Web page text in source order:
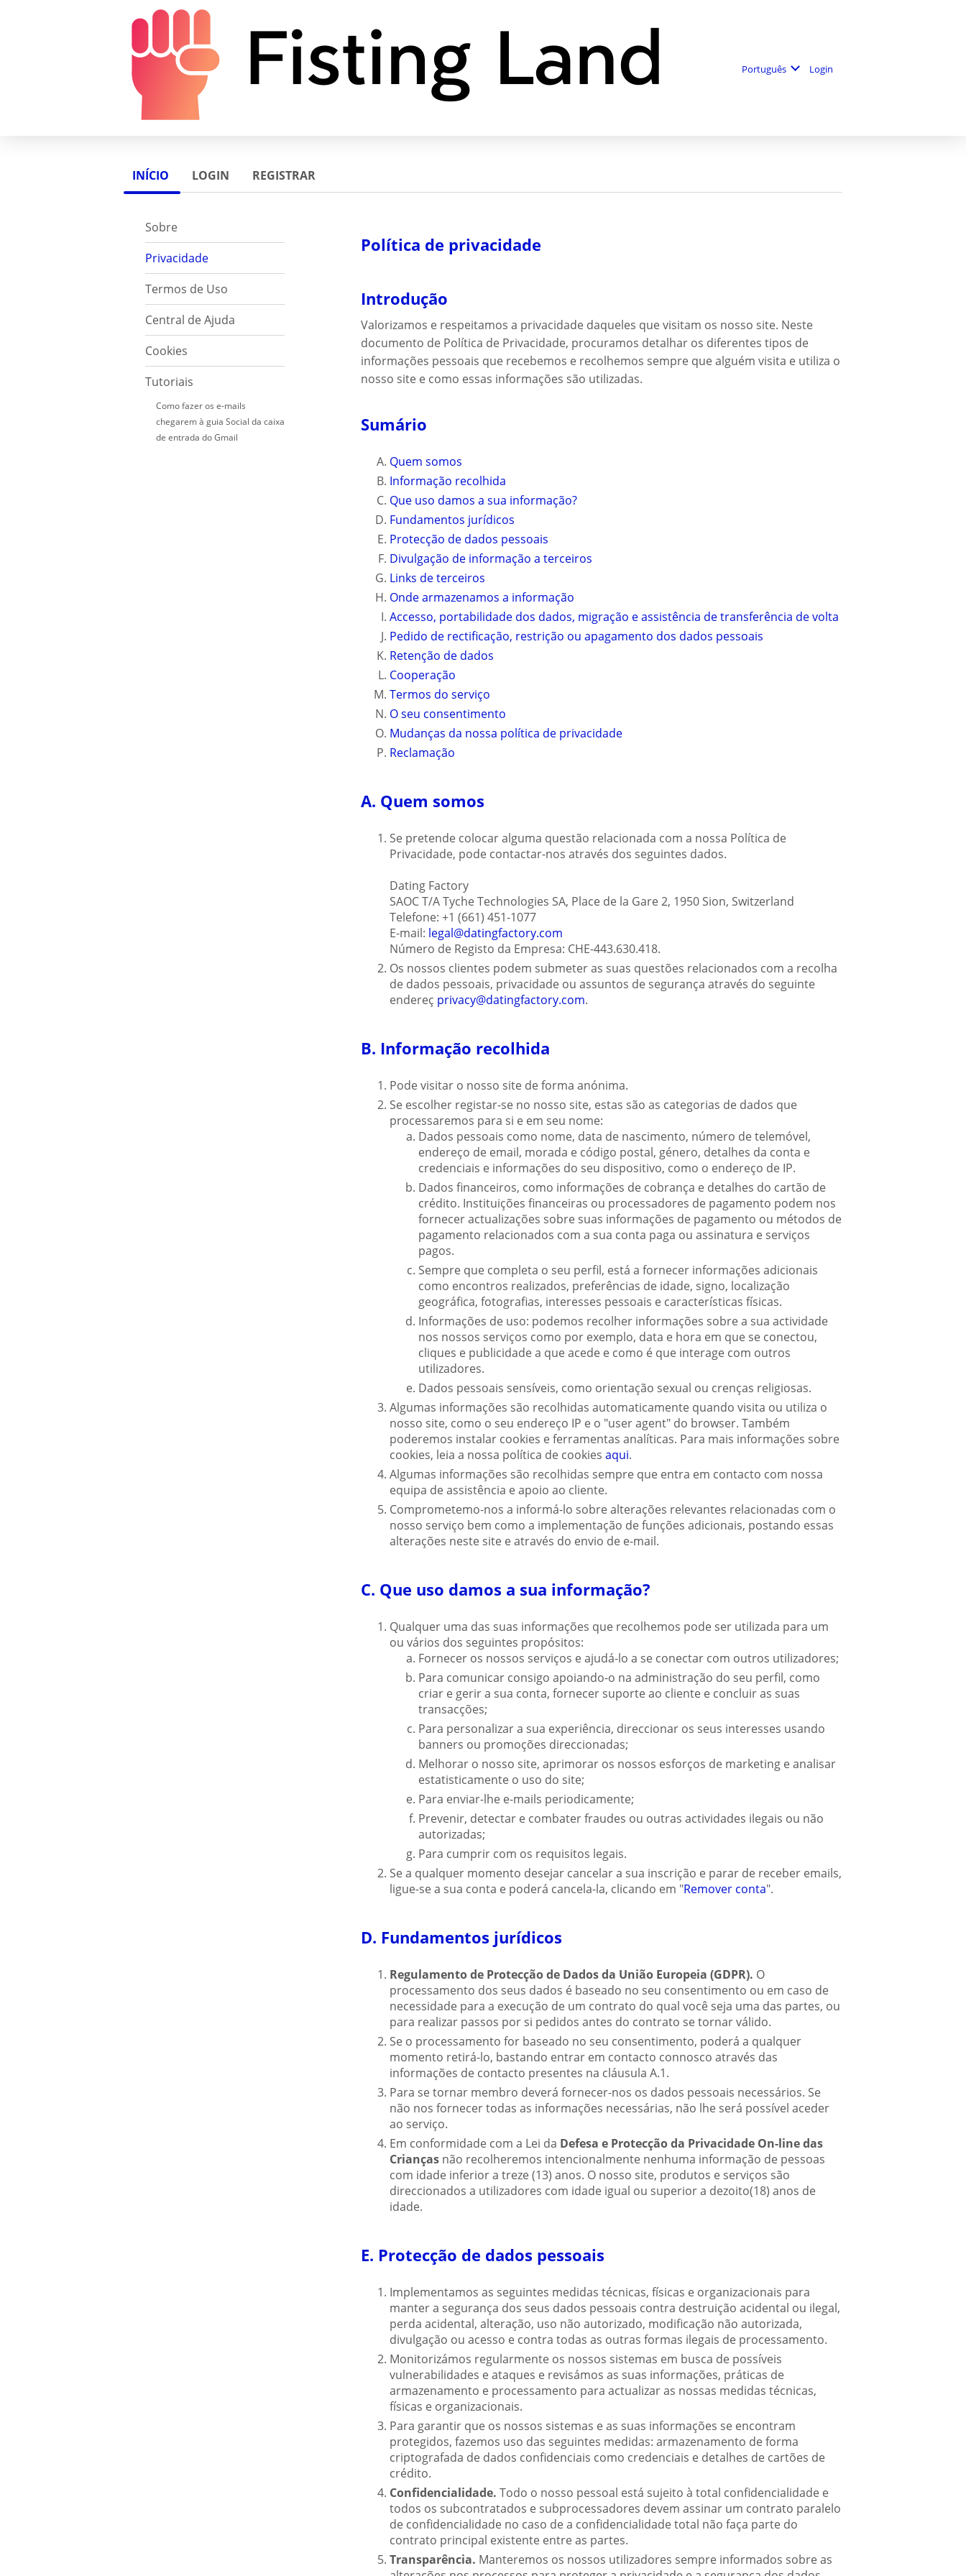
Português Login
INÍCIO LOGIN REGISTRAR
Sobre
Privacidade
Termos de Uso
Central de Ajuda
Cookies
Tutoriais
Como fazer os e-mails
chegarem à guia Social da caixa
de entrada do Gmail
Política de privacidade
Introdução
Valorizamos e respeitamos a privacidade daqueles que visitam os nosso site. Neste
documento de Política de Privacidade, procuramos detalhar os diferentes tipos de
informações pessoais que recebemos e recolhemos sempre que alguém visita e utiliza o
nosso site e como essas informações são utilizadas.
Sumário
Quem somos
Informação recolhida
Que uso damos a sua informação?
Fundamentos jurídicos
Protecção de dados pessoais
Divulgação de informação a terceiros
Links de terceiros
Onde armazenamos a informação
Accesso, portabilidade dos dados, migração e assistência de transferência de volta
Pedido de rectificação, restrição ou apagamento dos dados pessoais
Retenção de dados
Cooperação
Termos do serviço
O seu consentimento
Mudanças da nossa política de privacidade
Reclamação
A. Quem somos
Se pretende colocar alguma questão relacionada com a nossa Política de
Privacidade, pode contactar-nos através dos seguintes dados.
Dating Factory
SAOC T/A Tyche Technologies SA, Place de la Gare 2, 1950 Sion, Switzerland
Telefone: +1 (661) 451-1077
E-mail: legal@datingfactory.com
Número de Registo da Empresa: CHE-443.630.418.
Os nossos clientes podem submeter as suas questões relacionados com a recolha
de dados pessoais, privacidade ou assuntos de segurança através do seguinte
endereç privacy@datingfactory.com.
B. Informação recolhida
Pode visitar o nosso site de forma anónima.
Se escolher registar-se no nosso site, estas são as categorias de dados que
processaremos para si e em seu nome:
Dados pessoais como nome, data de nascimento, número de telemóvel,
endereço de email, morada e código postal, género, detalhes da conta e
credenciais e informações do seu dispositivo, como o endereço de IP.
Dados financeiros, como informações de cobrança e detalhes do cartão de
crédito. Instituições financeiras ou processadores de pagamento podem nos
fornecer actualizações sobre suas informações de pagamento ou métodos de
pagamento relacionados com a sua conta paga ou assinatura e serviços
pagos.
Sempre que completa o seu perfil, está a fornecer informações adicionais
como encontros realizados, preferências de idade, signo, localização
geográfica, fotografias, interesses pessoais e características físicas.
Informações de uso: podemos recolher informações sobre a sua actividade
nos nossos serviços como por exemplo, data e hora em que se conectou,
cliques e publicidade a que acede e como é que interage com outros
utilizadores.
Dados pessoais sensíveis, como orientação sexual ou crenças religiosas.
Algumas informações são recolhidas automaticamente quando visita ou utiliza o
nosso site, como o seu endereço IP e o "user agent" do browser. Também
poderemos instalar cookies e ferramentas analíticas. Para mais informações sobre
cookies, leia a nossa política de cookies aqui.
Algumas informações são recolhidas sempre que entra em contacto com nossa
equipa de assistência e apoio ao cliente.
Comprometemo-nos a informá-lo sobre alterações relevantes relacionadas com o
nosso serviço bem como a implementação de funções adicionais, postando essas
alterações neste site e através do envio de e-mail.
C. Que uso damos a sua informação?
Qualquer uma das suas informações que recolhemos pode ser utilizada para um
ou vários dos seguintes propósitos:
Fornecer os nossos serviços e ajudá-lo a se conectar com outros utilizadores;
Para comunicar consigo apoiando-o na administração do seu perfil, como
criar e gerir a sua conta, fornecer suporte ao cliente e concluir as suas
transacções;
Para personalizar a sua experiência, direccionar os seus interesses usando
banners ou promoções direccionadas;
Melhorar o nosso site, aprimorar os nossos esforços de marketing e analisar
estatisticamente o uso do site;
Para enviar-lhe e-mails periodicamente;
Prevenir, detectar e combater fraudes ou outras actividades ilegais ou não
autorizadas;
Para cumprir com os requisitos legais.
Se a qualquer momento desejar cancelar a sua inscrição e parar de receber emails,
ligue-se a sua conta e poderá cancela-la, clicando em "Remover conta".
D. Fundamentos jurídicos
Regulamento de Protecção de Dados da União Europeia (GDPR). O
processamento dos seus dados é baseado no seu consentimento ou em caso de
necessidade para a execução de um contrato do qual você seja uma das partes, ou
para realizar passos por si pedidos antes do contrato se tornar válido.
Se o processamento for baseado no seu consentimento, poderá a qualquer
momento retirá-lo, bastando entrar em contacto connosco através das
informações de contacto presentes na cláusula A.1.
Para se tornar membro deverá fornecer-nos os dados pessoais necessários. Se
não nos fornecer todas as informações necessárias, não lhe será possível aceder
ao serviço.
Em conformidade com a Lei da Defesa e Protecção da Privacidade On-line das
Crianças não recolheremos intencionalmente nenhuma informação de pessoas
com idade inferior a treze (13) anos. O nosso site, produtos e serviços são
direccionados a utilizadores com idade igual ou superior a dezoito(18) anos de
idade.
E. Protecção de dados pessoais
Implementamos as seguintes medidas técnicas, físicas e organizacionais para
manter a segurança dos seus dados pessoais contra destruição acidental ou ilegal,
perda acidental, alteração, uso não autorizado, modificação não autorizada,
divulgação ou acesso e contra todas as outras formas ilegais de processamento.
Monitorizámos regularmente os nossos sistemas em busca de possíveis
vulnerabilidades e ataques e revisámos as suas informações, práticas de
armazenamento e processamento para actualizar as nossas medidas técnicas,
físicas e organizacionais.
Para garantir que os nossos sistemas e as suas informações se encontram
protegidos, fazemos uso das seguintes medidas: armazenamento de forma
criptografada de dados confidenciais como credenciais e detalhes de cartões de
crédito.
Confidencialidade. Todo o nosso pessoal está sujeito à total confidencialidade e
todos os subcontratados e subprocessadores devem assinar um contrato paralelo
de confidencialidade no caso de a confidencialidade total não faça parte do
contrato principal existente entre as partes.
Transparência. Manteremos os nossos utilizadores sempre informados sobre as